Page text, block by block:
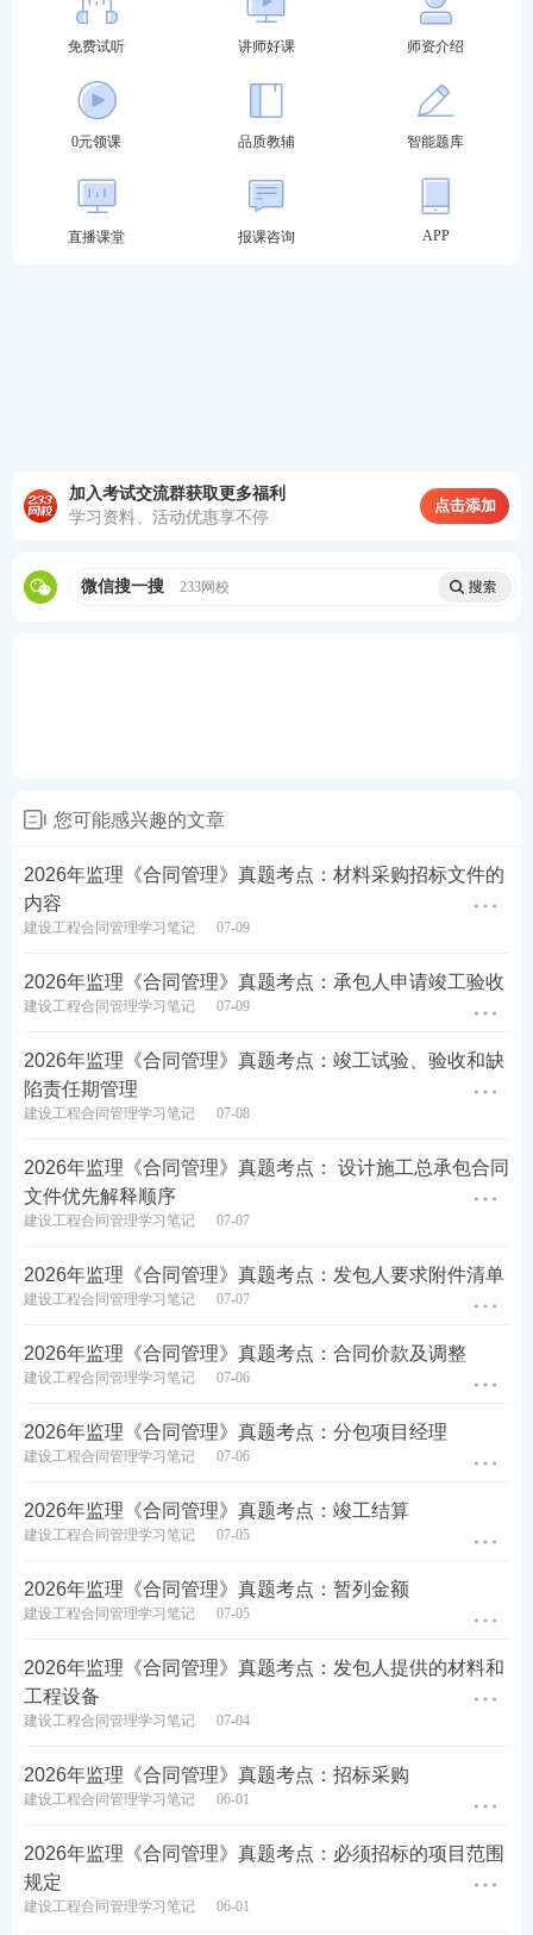
免费试听 讲师好课 师资介绍
0元领课 品质教辅 智能题库
直播课堂 报课咨询 APP
加入考试交流群获取更多福利
学习资料、活动优惠享不停
点击添加
微信搜一搜 233网校
您可能感兴趣的文章
2026年监理《合同管理》真题考点：材料采购招标文件的
内容
建设工程合同管理学习笔记 07-09
2026年监理《合同管理》真题考点：承包人申请竣工验收
建设工程合同管理学习笔记 07-09
2026年监理《合同管理》真题考点：竣工试验、验收和缺
陷责任期管理
建设工程合同管理学习笔记 07-08
2026年监理《合同管理》真题考点： 设计施工总承包合同
文件优先解释顺序
建设工程合同管理学习笔记 07-07
2026年监理《合同管理》真题考点：发包人要求附件清单
建设工程合同管理学习笔记 07-07
2026年监理《合同管理》真题考点：合同价款及调整
建设工程合同管理学习笔记 07-06
2026年监理《合同管理》真题考点：分包项目经理
建设工程合同管理学习笔记 07-06
2026年监理《合同管理》真题考点：竣工结算
建设工程合同管理学习笔记 07-05
2026年监理《合同管理》真题考点：暂列金额
建设工程合同管理学习笔记 07-05
2026年监理《合同管理》真题考点：发包人提供的材料和
工程设备
建设工程合同管理学习笔记 07-04
2026年监理《合同管理》真题考点：招标采购
建设工程合同管理学习笔记 06-01
2026年监理《合同管理》真题考点：必须招标的项目范围
规定
建设工程合同管理学习笔记 06-01